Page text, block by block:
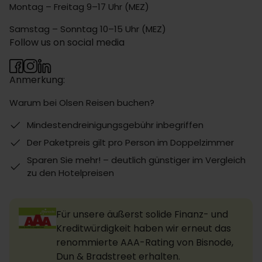
Montag – Freitag 9–17 Uhr (MEZ)
Samstag – Sonntag 10–15 Uhr (MEZ)
Anmerkung:
Warum bei Olsen Reisen buchen?
Mindestendreinigungsgebühr inbegriffen
Der Paketpreis gilt pro Person im Doppelzimmer
Sparen Sie mehr! – deutlich günstiger im Vergleich
zu den Hotelpreisen
Follow us on social media
Für unsere äußerst solide Finanz- und
Kreditwürdigkeit haben wir erneut das
renommierte AAA-Rating von Bisnode,
Dun & Bradstreet erhalten.